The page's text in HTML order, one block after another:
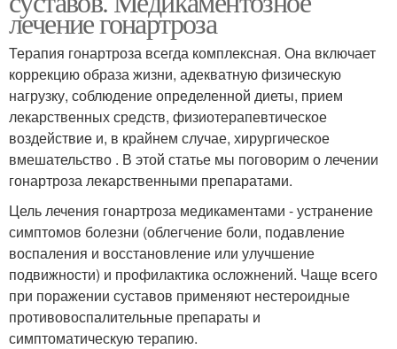
лечение гонартроза
Терапия гонартроза всегда комплексная. Она включает
коррекцию образа жизни, адекватную физическую
нагрузку, соблюдение определенной диеты, прием
лекарственных средств, физиотерапевтическое
воздействие и, в крайнем случае, хирургическое
вмешательство . В этой статье мы поговорим о лечении
гонартроза лекарственными препаратами.
Цель лечения гонартроза медикаментами - устранение
симптомов болезни (облегчение боли, подавление
воспаления и восстановление или улучшение
подвижности) и профилактика осложнений. Чаще всего
при поражении суставов применяют нестероидные
противовоспалительные препараты и
симптоматическую терапию.